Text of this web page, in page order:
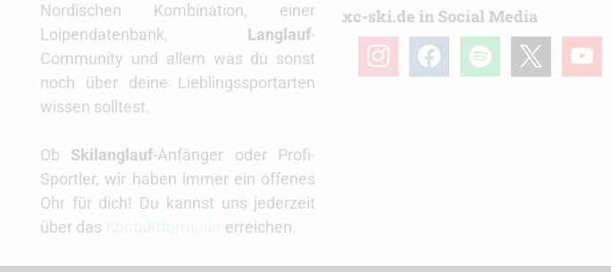
Nordischen Kombination, einer
Loipendatenbank, Langlauf-
Community und allem was du sonst
noch über deine Lieblingssportarten
wissen solltest.
Ob Skilanglauf-Anfänger oder Profi-
Sportler, wir haben immer ein offenes
Ohr für dich! Du kannst uns jederzeit
über das
erreichen.
xc-ski.de in Social Media
instagramfacebookspotify youtube